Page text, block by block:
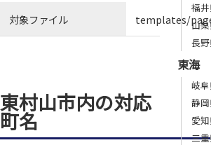
対象ファイル templates/
東村山市内の対応
町名
福
山
長
東海
岐
静
愛
三